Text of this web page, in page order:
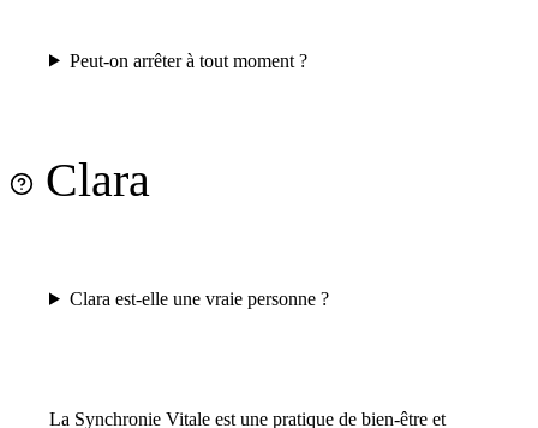
Peut-on arrêter à tout moment ?
Clara
Clara est-elle une vraie personne ?
La Synchronie Vitale est une pratique de bien-être et